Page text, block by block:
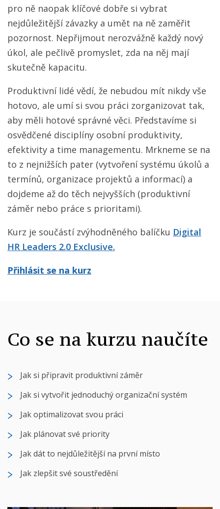
pro ně naopak klíčové dobře si vybrat
nejdůležitější závazky a umět na ně zaměřit
pozornost. Nepřijmout nerozvážně každý nový
úkol, ale pečlivě promyslet, zda na něj mají
skutečně kapacitu.
Produktivní lidé vědí, že nebudou mít nikdy vše
hotovo, ale umí si svou práci zorganizovat tak,
aby měli hotové správné věci. Představíme si
osvědčené disciplíny osobní produktivity,
efektivity a time managementu. Mrkneme se na
to z nejnižších pater (vytvoření systému úkolů a
termínů, organizace projektů a informací) a
dojdeme až do těch nejvyšších (produktivní
záměr nebo práce s prioritami).
Kurz je součástí zvýhodněného balíčku Digital
HR Leaders 2.0 Exclusive.
Přihlásit se na kurz
Co se na kurzu naučíte
Jak si připravit produktivní záměr
Jak si vytvořit jednoduchý organizační systém
Jak optimalizovat svou práci
Jak plánovat své priority
Jak dát to nejdůležitější na první místo
Jak zlepšit své soustředění